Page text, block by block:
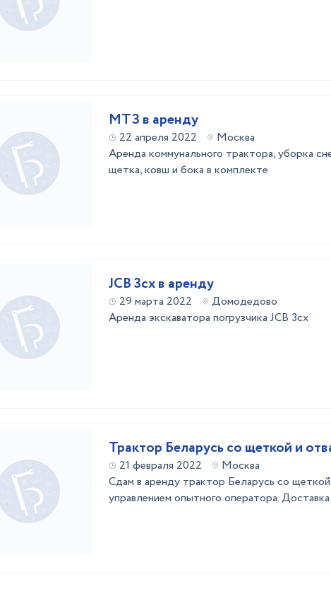
МТЗ в аренду
22 апреля 2022
Москва
Аренда коммунального трактора, уборка
щетка, ковш и бока в комплекте
JCB 3cx в аренду
29 марта 2022
Домодедово
Аренда экскаватора погрузчика JCB 3cx
Трактор Беларусь со щеткой и
21 февраля 2022
Москва
Сдам в аренду трактор Беларусь со
управлением опытного оператора. Доставка